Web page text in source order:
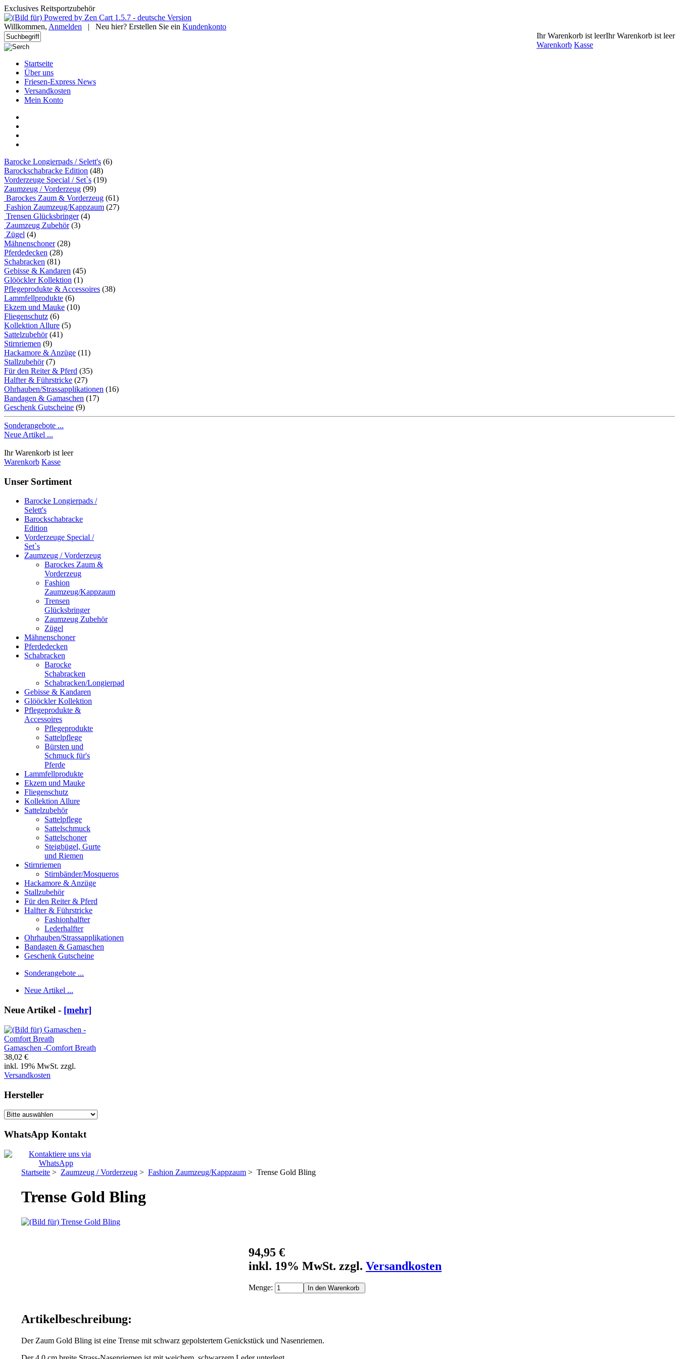
Exclusives Reitsportzubehör
Ihr Warenkorb ist leer
Warenkorb Kasse
Ihr Warenkorb ist leer
Willkommen, Anmelden | Neu hier? Erstellen Sie ein Kundenkonto
Startseite
Über uns
Friesen-Express News
Versandkosten
Mein Konto
Barocke Longierpads / Selett's (6)
Barockschabracke Edition (48)
Vorderzeuge Special / Set`s (19)
Zaumzeug / Vorderzeug (99)
Barockes Zaum & Vorderzeug (61)
Fashion Zaumzeug/Kappzaum (27)
Trensen Glücksbringer(4)
Zaumzeug Zubehör(3)
Zügel (4)
Mähnenschoner(28)
Pferdedecken (28)
Schabracken (81)
Gebisse & Kandaren (45)
Glööckler Kollektion (1)
Pflegeprodukte & Accessoires (38)
Lammfellprodukte (6)
Ekzem und Mauke (10)
Fliegenschutz (6)
Kollektion Allure (5)
Sattelzubehör(41)
Stirnriemen (9)
Hackamore & Anzüge (11)
Stallzubehör(7)
Für den Reiter & Pferd (35)
Halfter & Führstricke (27)
Ohrhauben/Strassapplikationen (16)
Bandagen & Gamaschen (17)
Geschenk Gutscheine (9)
Sonderangebote ...
Neue Artikel ...
Ihr Warenkorb ist leer
Warenkorb Kasse
Unser Sortiment
Barocke Longierpads /
Selett's
Barockschabracke
Edition
Vorderzeuge Special /
Set`s
Zaumzeug / Vorderzeug
Barockes Zaum &
Vorderzeug
Fashion
Zaumzeug/Kappzaum
Trensen
Glücksbringer
Zaumzeug Zubehör
Zügel
Mähnenschoner
Pferdedecken
Schabracken
Barocke
Schabracken
Schabracken/Longierpad
Gebisse & Kandaren
Glööckler Kollektion
Pflegeprodukte &
Accessoires
Pflegeprodukte
Sattelpflege
Bürsten und
Schmuck für's
Pferde
Lammfellprodukte
Ekzem und Mauke
Fliegenschutz
Kollektion Allure
Sattelzubehör
Sattelpflege
Sattelschmuck
Sattelschoner
Steigbügel, Gurte
und Riemen
Stirnriemen
Stirnbänder/Mosqueros
Hackamore & Anzüge
Stallzubehör
Für den Reiter & Pferd
Halfter & Führstricke
Fashionhalfter
Lederhalfter
Ohrhauben/Strassapplikationen
Bandagen & Gamaschen
Geschenk Gutscheine
Sonderangebote ...
Neue Artikel ...
Neue Artikel - [mehr]
Gamaschen -Comfort Breath
38,02 €
inkl. 19% MwSt. zzgl.
Versandkosten
Hersteller
WhatsApp Kontakt
Startseite > Zaumzeug / Vorderzeug >Fashion Zaumzeug/Kappzaum > Trense Gold Bling
Trense Gold Bling
94,95 €
inkl. 19% MwSt. zzgl.Versandkosten
Menge:
Artikelbeschreibung:
Der Zaum Gold Bling ist eine Trense mit schwarz gepolstertem Genickstück und Nasenriemen.